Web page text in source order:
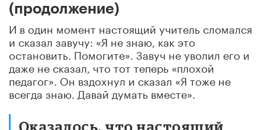
(продолжение)
И в один момент настоящий учитель сломался
и сказал завучу: «Я не знаю, как это
остановить. Помогите». Завуч не уволил его и
даже не сказал, что тот теперь «плохой
педагог». Он вздохнул и сказал «Я тоже не
всегда знаю. Давай думать вместе».
Оказалось, что настоящий